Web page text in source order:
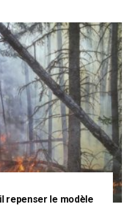
repenser le modèle